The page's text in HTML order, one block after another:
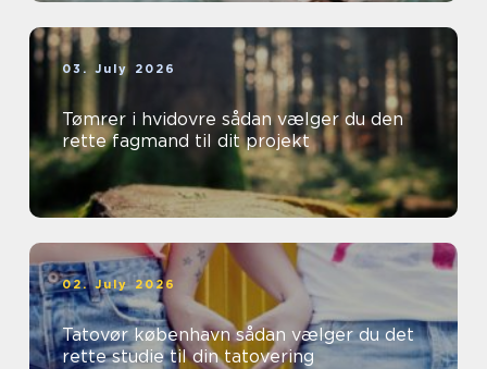
03. July 2026
Tømrer i hvidovre sådan vælger du den
rette fagmand til dit projekt
02. July 2026
Tatovør københavn sådan vælger du det
rette studie til din tatovering